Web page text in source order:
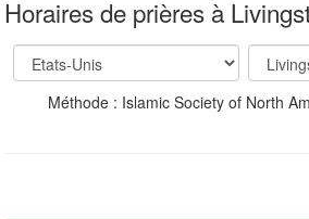
Horaires de prières à
Méthode : Islamic Society of North